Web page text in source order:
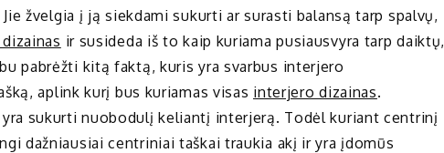
žvelgia į ją siekdami sukurti ar surasti balansą tarp spalvų,
ir susideda iš to kaip kuriama pusiausvyra tarp daiktų,
pabrėžti kitą faktą, kuris yra svarbus interjero
aplink kurį bus kuriamas visas interjero dizainas.
sukurti nuobodulį keliantį interjerą. Todėl kuriant centrinį
dažniausiai centriniai taškai traukia akį ir yra įdomūs